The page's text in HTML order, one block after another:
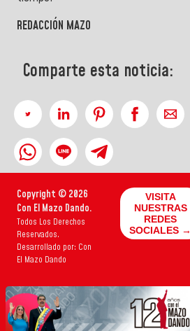
REDACCIÓN MAZO
Comparte esta noticia:
Copyright © 2026
Con El Mazo Dando.
Todos Los Derechos
Reservados.
Desarrollado por: Con
El Mazo Dando
VISITA
NUESTRAS
REDES
SOCIALES →